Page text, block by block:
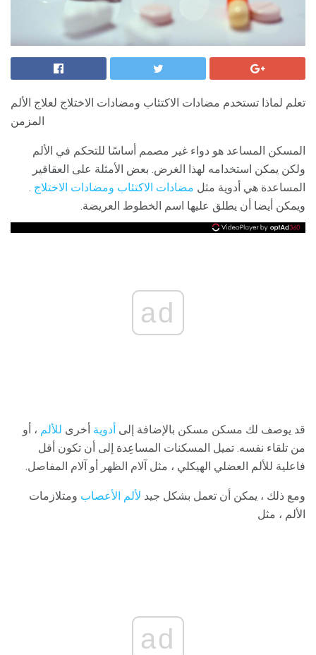
تعلم لماذا تستخدم مضادات الاكتئاب ومضادات الاختلاج لعلاج الألم
المزمن
المسكن المساعد هو دواء غير مصمم أساسًا للتحكم في الألم
ولكن يمكن استخدامه لهذا الغرض. بعض الأمثلة على العقاقير
المساعدة هي أدوية مثل مضادات الاكتئاب ومضادات الاختلاج .
ويمكن أيضا أن يطلق عليها اسم الخطوط العريضة.
ad
قد يوصف لك مسكن مسكن بالإضافة إلى أدوية أخرى للألم ، أو
من تلقاء نفسه. تميل المسكنات المساعِدة إلى أن تكون أقل
فاعلية للألم العضلي الهيكلي ، مثل آلام الظهر أو آلام المفاصل.
ومع ذلك ، يمكن أن تعمل بشكل جيد لألم الأعصاب ومتلازمات
الألم ، مثل
ad